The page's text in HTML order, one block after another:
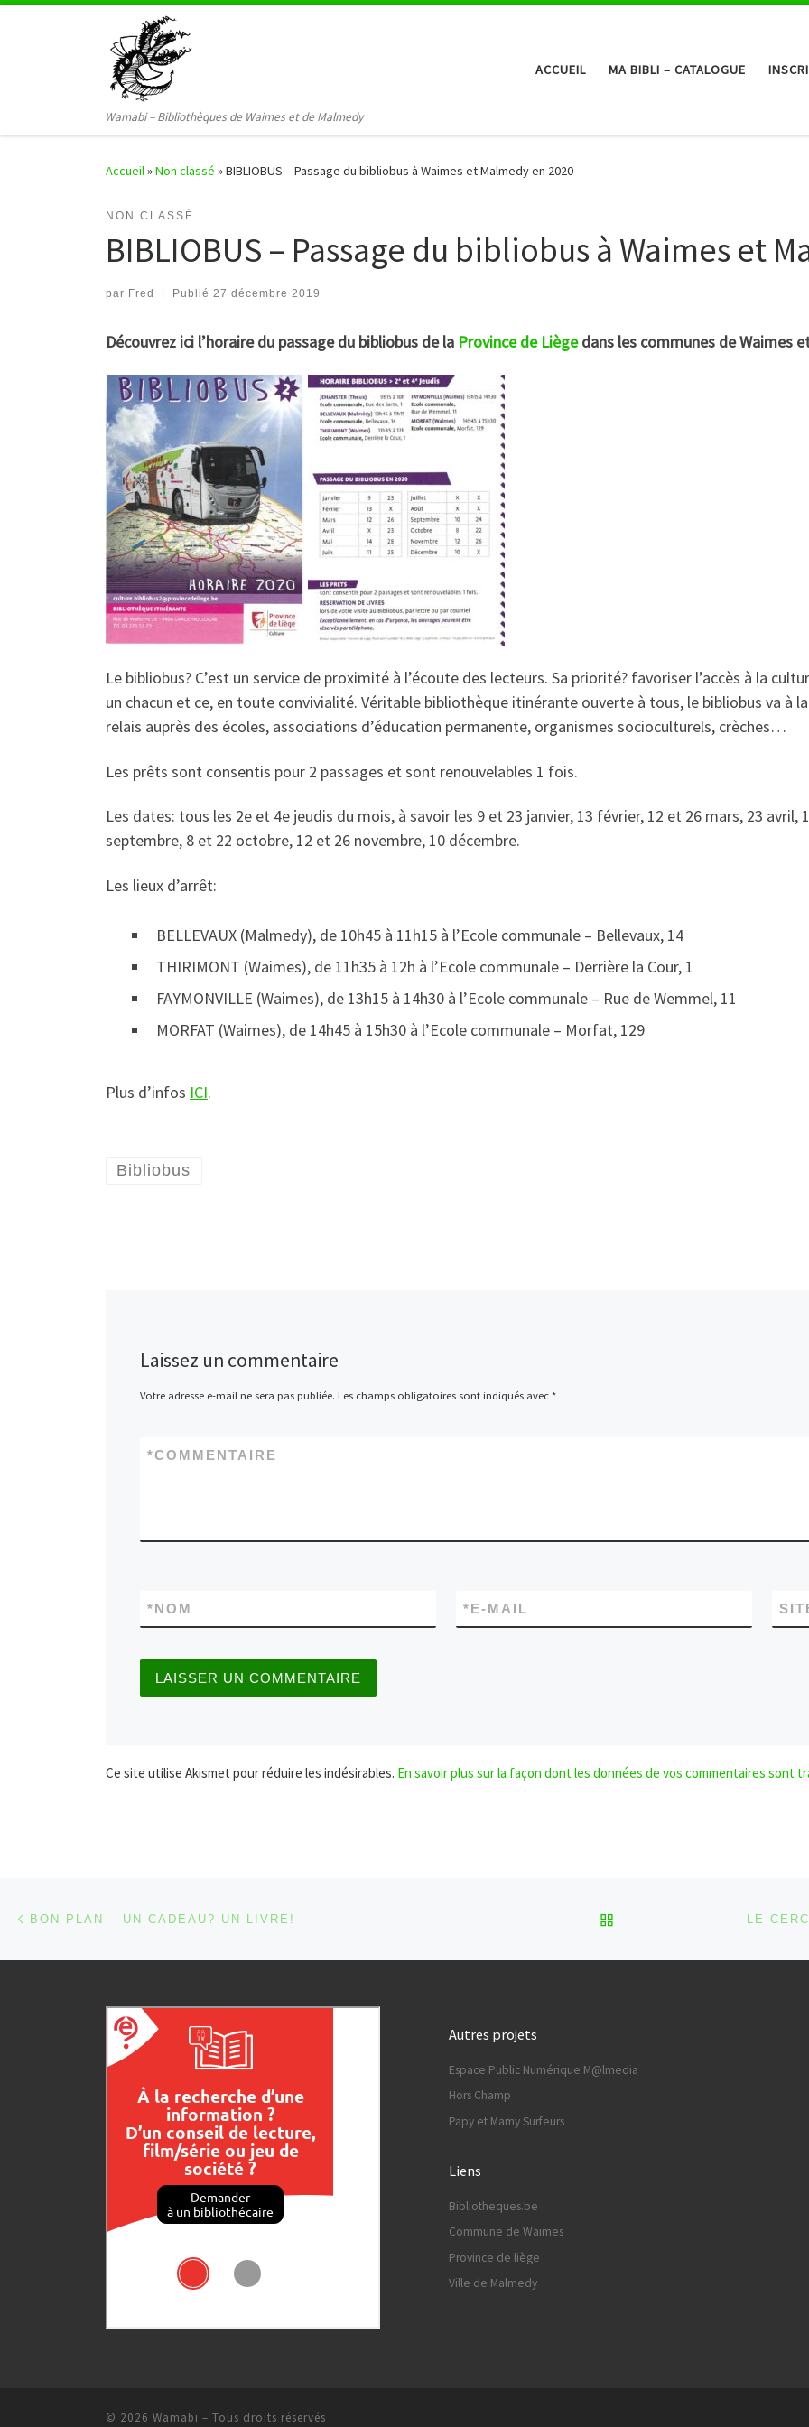
Wamabi – Bibliothèques de Waimes et de Malmedy
ACCUEIL MA BIBLI – CATALOGUE
Accueil»Non classé »BIBLIOBUS – Passage du bibliobus à Waimes et Malmedy en 2020
NON CLASSÉ
BIBLIOBUS – Passage du bibliobus à Waimes et
par Fred Publié 27 décembre 2019
Découvrez ici l’horaire du passage du bibliobus de la Province de Liègedans les communes de Waimes
Le bibliobus? C’est un service de proximité à l’écoute des lecteurs. Sa priorité? favoriser l’accès à la
un chacun et ce, en toute convivialité. Véritable bibliothèque itinérante ouverte à tous, le bibliobus va à
relais auprès des écoles, associations d’éducation permanente, organismes socioculturels, crèches…
Les prêts sont consentis pour 2 passages et sont renouvelables 1 fois.
Les dates: tous les 2e et 4e jeudis du mois, à savoir les 9 et 23 janvier, 13 février, 12 et 26 mars, 23 avril,
septembre, 8 et 22 octobre, 12 et 26 novembre, 10 décembre.
Les lieux d’arrêt:
BELLEVAUX (Malmedy), de 10h45 à 11h15 à l’Ecole communale – Bellevaux, 14
THIRIMONT (Waimes), de 11h35 à 12h à l’Ecole communale – Derrière la Cour, 1
FAYMONVILLE (Waimes), de 13h15 à 14h30 à l’Ecole communale – Rue de Wemmel, 11
MORFAT (Waimes), de 14h45 à 15h30 à l’Ecole communale – Morfat, 129
Plus d’infos ICI.
Bibliobus
Laissez un commentaire
Votre adresse e-mail ne sera pas publiée. Les champs obligatoires sont indiqués avec *
COMMENTAIRE
*
NOM
* E-MAIL
*
Ce site utilise Akismet pour réduire les indésirables. En savoir plus sur la façon dont les données de vos commentaires sont
Parcourir les articles
BON PLAN – UN CADEAU? UN LIVRE! RETOUR À LA LISTE
LE
Autres projets
Espace Public Numérique M@lmedia
Hors Champ
Papy et Mamy Surfeurs
Liens
Bibliotheques.be
Commune de Waimes
Province de liège
Ville de Malmedy
© 2026 Wamabi – Tous droits réservés